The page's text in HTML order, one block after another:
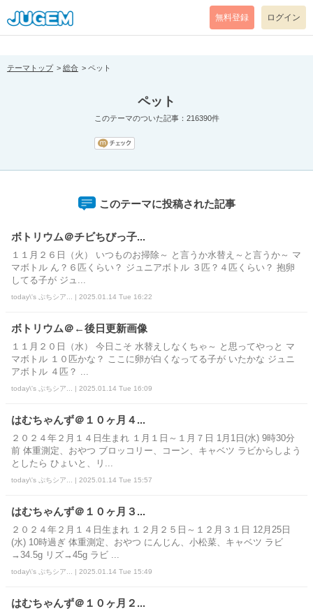
[pear_error: message="Success" code=0 mode=return level=notice
prefix="" info=""]
無料登録 ログイン
テーマトップ 総合 ペット
ペット
このテーマのついた記事：216390件
このテーマに投稿された記事
ボトリウム＠チビちびっ子...
１１月２６日（火） いつものお掃除～ と言うか水替え～と言うか～ マ
マボトル ん？６匹くらい？ ジュニアボトル ３匹？４匹くらい？ 抱卵
してる子が ジュ...
today\'s ぷちシア... | 2025.01.14 Tue 16:22
ボトリウム＠←後日更新画像
１１月２０日（水） 今日こそ 水替えしなくちゃ～ と思ってやっと マ
マボトル １０匹かな？ ここに卵が白くなってる子が いたかな ジュニ
アボトル ４匹？ ...
today\'s ぷちシア... | 2025.01.14 Tue 16:09
はむちゃんず＠１０ヶ月４...
２０２４年２月１４日生まれ １月１日～１月７日 1月1日(水) 9時30分
前 体重測定、おやつ ブロッコリー、コーン、キャベツ ラビからしよう
としたら ひょいと、リ...
today\'s ぷちシア... | 2025.01.14 Tue 15:57
はむちゃんず＠１０ヶ月３...
２０２４年２月１４日生まれ １２月２５日～１２月３１日 12月25日
(水) 10時過ぎ 体重測定、おやつ にんじん、小松菜、キャベツ ラビ
→34.5g リズ→45g ラビ ...
today\'s ぷちシア... | 2025.01.14 Tue 15:49
はむちゃんず＠１０ヶ月２...